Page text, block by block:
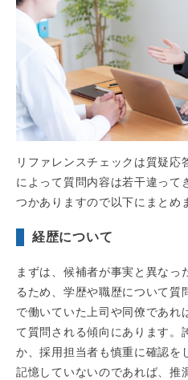
リファレンスチェックは質疑応
によって質問内容は若干違って
つかありますので以下にまとめ
経歴について
まずは、候補者が事実と異なっ
るため、学歴や職歴について質
で働いていた上司や同僚であれ
て質問される傾向にあります。
か、採用担当者も慎重に確認を
記憶していないのであれば、推